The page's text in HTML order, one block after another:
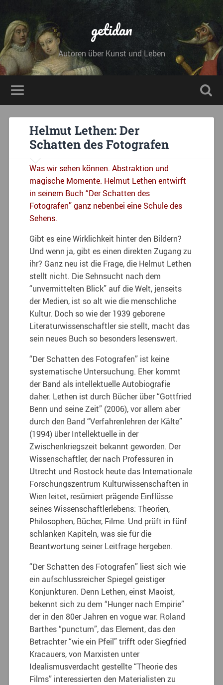
getidan
Autoren über Kunst und Leben
Helmut Lethen: Der
Schatten des Fotografen
Was wir sehen können. Abstraktion und
magische Momente. Helmut Lethen entwirft
in seinem Buch “Der Schatten des
Fotografen” ganz nebenbei eine Schule des
Sehens.
Gibt es eine Wirklichkeit hinter den Bildern?
Und wenn ja, gibt es einen direkten Zugang zu
ihr? Ganz neu ist die Frage, die Helmut Lethen
stellt nicht. Die Sehnsucht nach dem
“unvermittelten Blick” auf die Welt, jenseits
der Medien, ist so alt wie die menschliche
Kultur. Doch so wie der 1939 geborene
Literaturwissenschaftler sie stellt, macht das
sein neues Buch so besonders lesenswert.
“Der Schatten des Fotografen” ist keine
systematische Untersuchung. Eher kommt
der Band als intellektuelle Autobiografie
daher. Lethen ist durch Bücher über “Gottfried
Benn und seine Zeit” (2006), vor allem aber
durch den Band “Verfahrenlehren der Kälte”
(1994) über Intellektuelle in der
Zwischenkriegszeit bekannt geworden. Der
Wissenschaftler, der nach Professuren in
Utrecht und Rostock heute das Internationale
Forschungszentrum Kulturwissenschaften in
Wien leitet, resümiert prägende Einflüsse
seines Wissenschaftlerlebens: Theorien,
Philosophen, Bücher, Filme. Und prüft in fünf
schlanken Kapiteln, was sie für die
Beantwortung seiner Leitfrage hergeben.
“Der Schatten des Fotografen” liest sich wie
ein aufschlussreicher Spiegel geistiger
Konjunkturen. Denn Lethen, einst Maoist,
bekennt sich zu dem “Hunger nach Empirie”
der in den 80er Jahren en vogue war. Roland
Barthes “punctum”, das Element, das den
Betrachter “wie ein Pfeil” trifft oder Siegfried
Kracauers, von Marxisten unter
Idealismusverdacht gestellte “Theorie des
Films” interessierten den Materialisten zu